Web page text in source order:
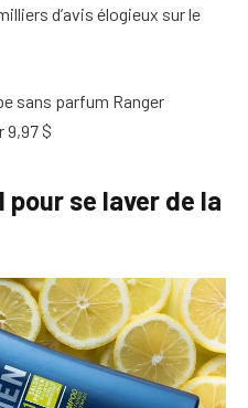
d’avis élogieux sur le
sans parfum Ranger
9,97 $
pour se laver de la